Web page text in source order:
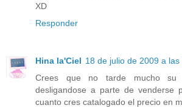
XD
Responder
Hina la'Ciel 18 de julio de 2009 a las
Crees que no tarde mucho su
desligandose a parte de venderse
cuanto cres catalogado el precio en